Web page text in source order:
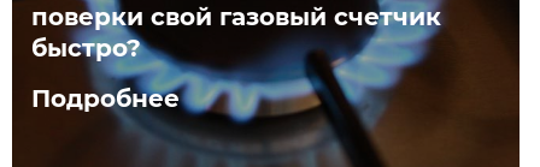
поверки свой газовый счетчик
быстро?
Подробнее